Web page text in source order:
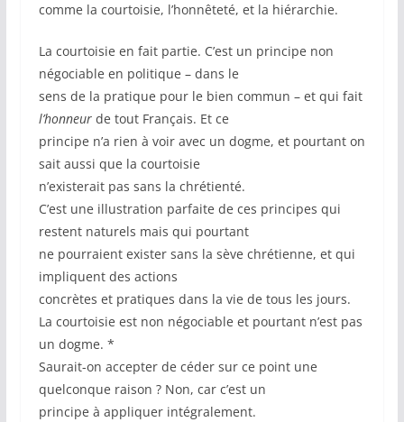
comme la courtoisie, l’honnêteté, et la hiérarchie.
La courtoisie en fait partie. C’est un principe non
négociable en politique – dans le
sens de la pratique pour le bien commun – et qui fait
l’honneurde tout Français. Et ce
principe n’a rien à voir avec un dogme, et pourtant on
sait aussi que la courtoisie
n’existerait pas sans la chrétienté.
C’est une illustration parfaite de ces principes qui
restent naturels mais qui pourtant
ne pourraient exister sans la sève chrétienne, et qui
impliquent des actions
concrètes et pratiques dans la vie de tous les jours.
La courtoisie est non négociable et pourtant n’est pas
un dogme. *
Saurait-on accepter de céder sur ce point une
quelconque raison ? Non, car c’est un
principe à appliquer intégralement.